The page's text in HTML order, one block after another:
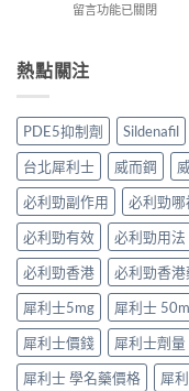
告
真
相，
孕
男
性
必
讀〉
中
友
實
體
＋
醫
學
真
相
大
公
開〉
中
服
印
20〉
中
法
作
凍
威
嘅
速
效
話
術
要
打
折
讀〉
中
在
士
5mg
食
先
有
效？
冇
效
嘅
原
因
逐
個
捉
——
藥
師：
留言功能已關閉
熱點關注
PDE5抑制劑 Sildenafil
台北犀利士
威而鋼
必利勁副作用
必利勁
必利勁有效
必利勁用法
必利勁香港
必利勁香港
犀利士5mg
犀利士
犀利士價錢
犀利士劑量
犀利士 學名藥價格
犀